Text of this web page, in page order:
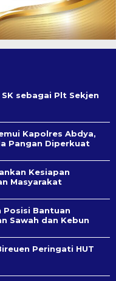
sebagai Plt Sekjen
Kapolres Abdya,
Pangan Diperkuat
Kesiapan
Masyarakat
Posisi Bantuan
Sawah dan Kebun
Peringati HUT